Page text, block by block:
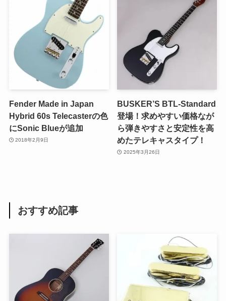
Fender Made in Japan
Hybrid 60s Telecasterの色
にSonic Blueが追加
2018年2月9日
BUSKER’S BTL-Standard
登場！求めやすい価格なが
ら弾きやすさと安定性を高
めたテレキャスタイプ！
2025年3月26日
おすすめ記事